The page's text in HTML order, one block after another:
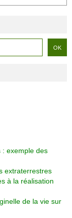
: exemple des
extraterrestres
à la réalisation
de la vie sur